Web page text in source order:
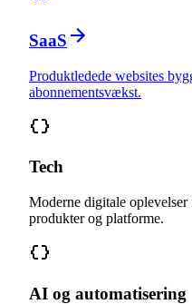
SaaS
Produktledede websites
abonnementsvækst.
Tech
Moderne digitale
produkter og platforme.
AI og automatisering